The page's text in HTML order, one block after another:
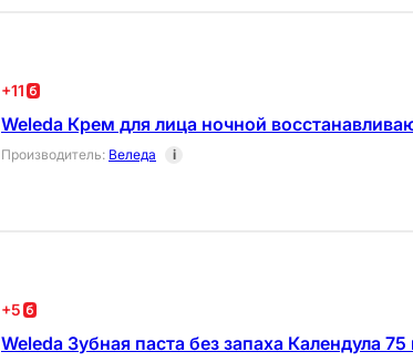
+11
Weleda Крем для лица ночной
Производитель: Веледа i
+5
Weleda Зубная паста без запаха Календула